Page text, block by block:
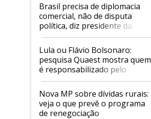
Brasil precisa de diplomacia
comercial, não de disputa
política, diz presidente da
Faesp
Lula ou Flávio Bolsonaro:
pesquisa Quaest mostra quem
é responsabilizado pelo
tarifaço dos EUA
Nova MP sobre dívidas rurais:
veja o que prevê o programa
de renegociação